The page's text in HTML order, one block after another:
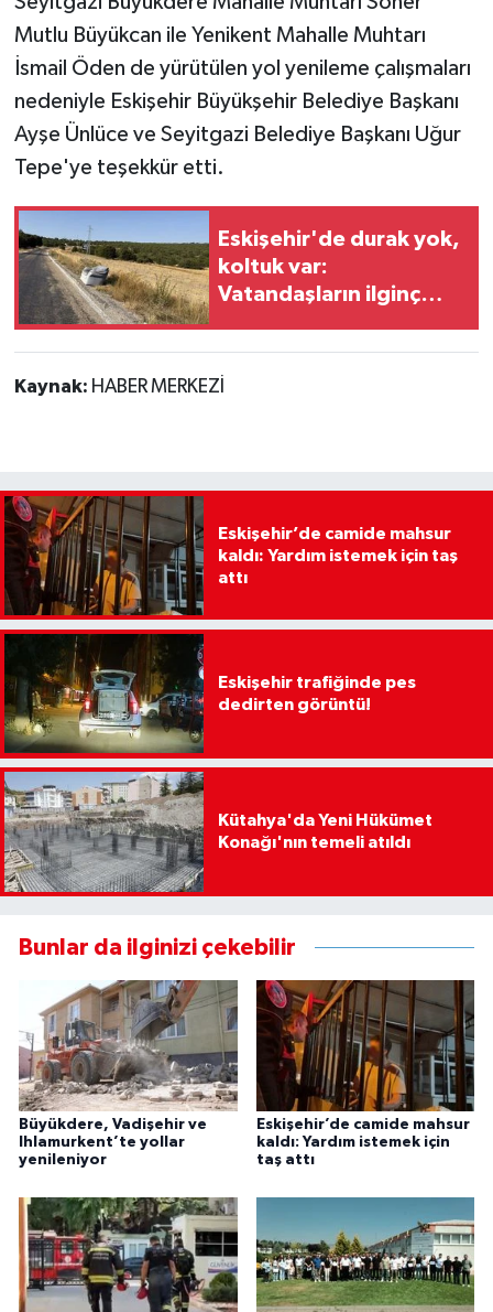
Mutlu Büyükcan ile Yenikent Mahalle Muhtarı
İsmail Öden de yürütülen yol yenileme çalışmaları
nedeniyle Eskişehir Büyükşehir Belediye Başkanı
Ayşe Ünlüce ve Seyitgazi Belediye Başkanı Uğur
Tepe'ye teşekkür etti.
Eskişehir'de durak yok,
koltuk var:
Vatandaşların ilginç
Kaynak: HABER MERKEZİ
Eskişehir’de camide mahsur
kaldı: Yardım istemek için taş
attı
Eskişehir trafiğinde pes
dedirten görüntü!
Kütahya'da Yeni Hükümet
Konağı'nın temeli atıldı
Bunlar da ilginizi çekebilir
Büyükdere, Vadişehir ve
Ihlamurkent’te yollar
yenileniyor
Eskişehir’de camide mahsur
kaldı: Yardım istemek için
taş attı